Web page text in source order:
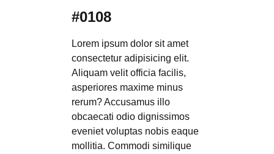
#0108
Lorem ipsum dolor sit amet
consectetur adipisicing elit.
Aliquam velit officia facilis,
asperiores maxime minus
rerum? Accusamus illo
obcaecati odio dignissimos
eveniet voluptas nobis eaque
mollitia. Commodi similique